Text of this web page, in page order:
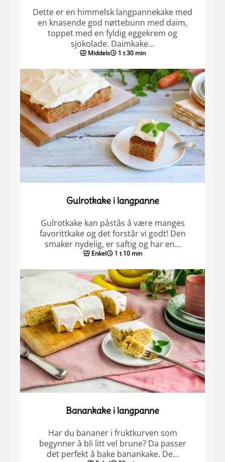
Dette er en himmelsk langpannekake med
en knasende god nøttebunn med daim,
toppet med en fyldig eggekrem og
sjokolade. Daimkake…
Middels 1 t 30 min
Gulrotkake i langpanne
Gulrotkake kan påstås å være manges
favorittkake og det forstår vi godt! Den
smaker nydelig, er saftig og har en…
Enkel 1 t 10 min
Banankake i langpanne
Har du bananer i fruktkurven som
begynner å bli litt vel brune? Da passer
det perfekt å bake banankake. De…